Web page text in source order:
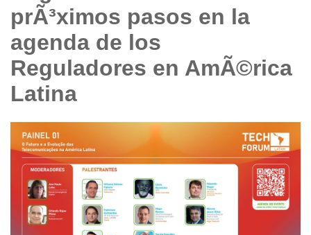
prÃ³ximos pasos en la
agenda de los
Reguladores en AmÃ©rica
Latina